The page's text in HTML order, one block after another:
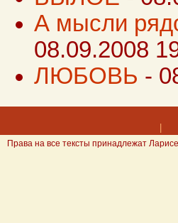
А мысли
08.09.2008
ЛЮБОВЬ -
Права на все тексты принадлежат